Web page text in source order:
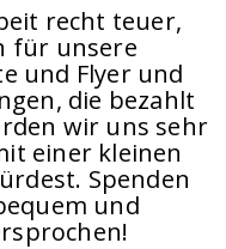
recht teuer,
für unsere
und Flyer und
die bezahlt
wir uns sehr
einer kleinen
Spenden
und